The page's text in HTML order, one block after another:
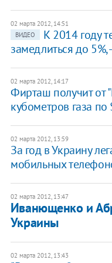
02 марта 2012, 14:51
ВИДЕО
К 2014 году
замедлиться до 5%,
02 марта 2012, 14:17
Фирташ получит от
кубометров газа по
02 марта 2012, 13:59
За год в Украину
мобильных
02 марта 2012, 13:47
Иванющенко и
Украины
02 марта 2012, 13:43